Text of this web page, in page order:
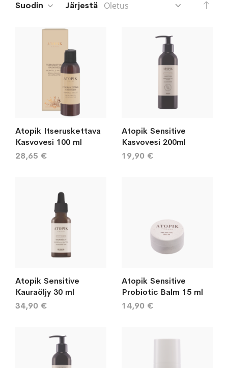
Suodin Järjestä
Atopik Itseruskettava
Kasvovesi 100 ml
28,65 €
Atopik Sensitive
Kasvovesi 200ml
19,90 €
Atopik Sensitive
Kauraöljy 30 ml
34,90 €
Atopik Sensitive
Probiotic Balm 15 ml
14,90 €